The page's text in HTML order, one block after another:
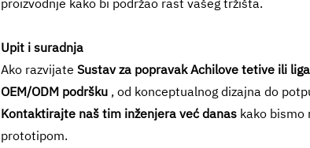
Upit i suradnja
Ako razvijate Sustav za popravak Achilove tetive ili
OEM/ODM podršku , od konceptualnog dizajna do
Kontaktirajte naš tim inženjera već danas kako bismo
prototipom.